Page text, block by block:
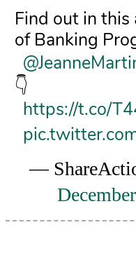
Find out in
of Banking
👇
https://t.co/
—